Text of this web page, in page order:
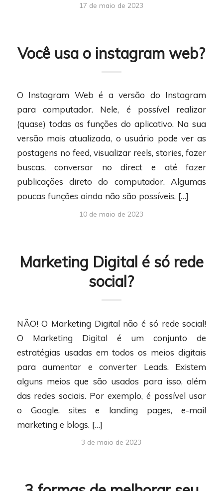
17 de maio de 2023
Você usa o instagram web?
O Instagram Web é a versão do Instagram
para computador. Nele, é possível realizar
(quase) todas as funções do aplicativo. Na sua
versão mais atualizada, o usuário pode ver as
postagens no feed, visualizar reels, stories, fazer
buscas, conversar no direct e até fazer
publicações direto do computador. Algumas
poucas funções ainda não são possíveis, […]
10 de maio de 2023
Marketing Digital é só rede
social?
NÃO! O Marketing Digital não é só rede social!
O Marketing Digital é um conjunto de
estratégias usadas em todos os meios digitais
para aumentar e converter Leads. Existem
alguns meios que são usados para isso, além
das redes sociais. Por exemplo, é possível usar
o Google, sites e landing pages, e-mail
marketing e blogs. […]
3 de maio de 2023